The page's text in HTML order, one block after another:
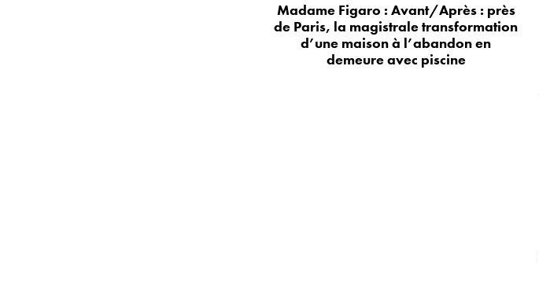
Madame Figaro : Avant/Après : près
de Paris, la magistrale transformation
d’une maison à l’abandon en
demeure avec piscine